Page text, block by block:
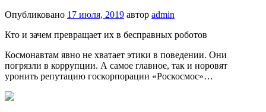
Опубликовано 17 июля, 2019 автор admin
Кто и зачем превращает их в бесправных роботов
Космонавтам явно не хватает этики в поведении. Они
погрязли в коррупции. А самое главное, так и норовят
уронить репутацию госкорпорации «Роскосмос»…